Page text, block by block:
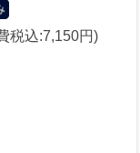
税込:7,150円)